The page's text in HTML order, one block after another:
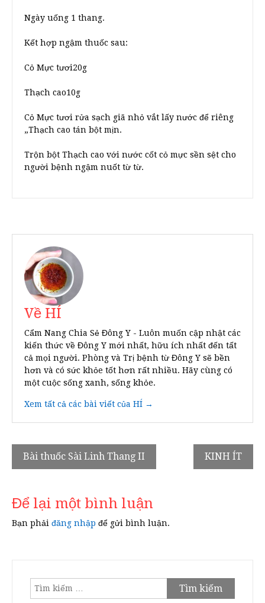
Ngày uống 1 thang.
Kết hợp ngậm thuốc sau:
Cỏ Mực tươi20g
Thạch cao10g
Cỏ Mực tươi rửa sạch giã nhỏ vắt lấy nước để riêng
„Thạch cao tán bột mịn.
Trộn bột Thạch cao với nước cốt cỏ mực sền sệt cho
người bệnh ngậm nuốt từ từ.
Về HÍ
Cẩm Nang Chia Sẻ Đông Y - Luôn muốn cập nhật các
kiến thức về Đông Y mới nhất, hữu ích nhất đến tất
cả mọi người. Phòng và Trị bệnh từ Đông Y sẽ bền
hơn và có sức khỏe tốt hơn rất nhiều. Hãy cùng có
một cuộc sống xanh, sống khỏe.
Xem tất cả các bài viết của HÍ →
Điều
hướng
bài
viết
Bài thuốc Sài Linh Thang II KINH ÍT
Để lại một bình luận
Bạn phải đăng nhập để gửi bình luận.
Tìm